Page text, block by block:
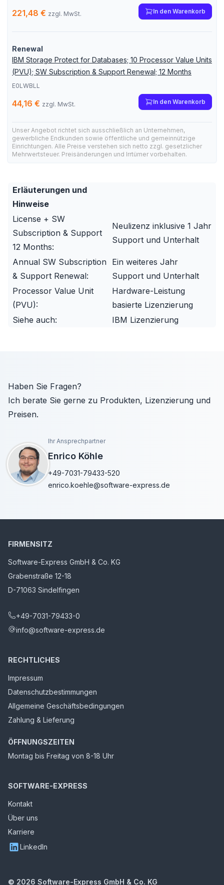
221,48 € zzgl. MwSt. In den Warenkorb
Renewal
IBM Storage Protect for Databases; 10 Processor Value Units
(PVU); SW Subscription & Support Renewal; 12 Months
E0LWBLL
44,16 € zzgl. MwSt. In den Warenkorb
Unser Angebot richtet sich ausschließlich an Unternehmen,
gewerbliche Endkunden sowie öffentliche und gemeinnützige
Einrichtungen. Alle Preise verstehen sich netto zzgl. gesetzlicher
Mehrwertsteuer. Preisänderungen und Irrtümer vorbehalten.
Erläuterungen und
Hinweise
License + SW
Subscription & Support
12 Months:
Neulizenz inklusive 1 Jahr
Support und Unterhalt
Annual SW Subscription
& Support Renewal:
Ein weiteres Jahr
Support und Unterhalt
Processor Value Unit
(PVU):
Hardware-Leistung
basierte Lizenzierung
Siehe auch:
IBM Lizenzierung
Haben Sie Fragen?
Ich berate Sie gerne zu Produkten, Lizenzierung und
Preisen.
Ihr Ansprechpartner
Enrico Köhle
+49-7031-79433-520
enrico.koehle@software-express.de
FIRMENSITZ
Software-Express GmbH & Co. KG
Grabenstraße 12-18
D-71063 Sindelfingen
+49-7031-79433-0
info@software-express.de
RECHTLICHES
Impressum
Datenschutzbestimmungen
Allgemeine Geschäftsbedingungen
Zahlung & Lieferung
ÖFFNUNGSZEITEN
Montag bis Freitag von 8-18 Uhr
SOFTWARE-EXPRESS
Kontakt
Über uns
Karriere
LinkedIn
© 2026 Software-Express GmbH & Co. KG